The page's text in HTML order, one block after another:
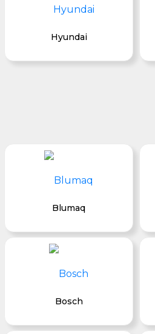
Hyundai
Blumaq
Bosch